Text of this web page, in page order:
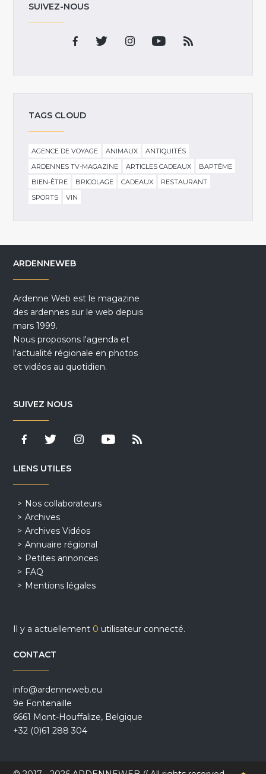
SUIVEZ-NOUS
TAGS CLOUD
AGENCE DE VOYAGE ANIMAUX
ANTIQUITÉS
ARDENNES TV-MAGAZINE
ARTICLES CADEAUX
BAPTÊME
BIEN-ÊTRE
BRICOLAGE CADEAUX
RESTAURANT
SPORTS
VIN
ARDENNEWEB
Ardenne Web est le magazine
des ardennes sur le web depuis
mars 1999.
Nous proposons l'agenda et
l'actualité régionale en photos
et vidéos au quotidien.
SUIVEZ NOUS
LIENS UTILES
Nos collaborateurs
Archives
Archives Vidéos
Annuaire régional
Petites annonces
FAQ
Mentions légales
Il y a actuellement 0 utilisateur connecté.
CONTACT
info@ardenneweb.eu
9e Fontenaille
6661 Mont-Houffalize, Belgique
+32 (0)61 288 304